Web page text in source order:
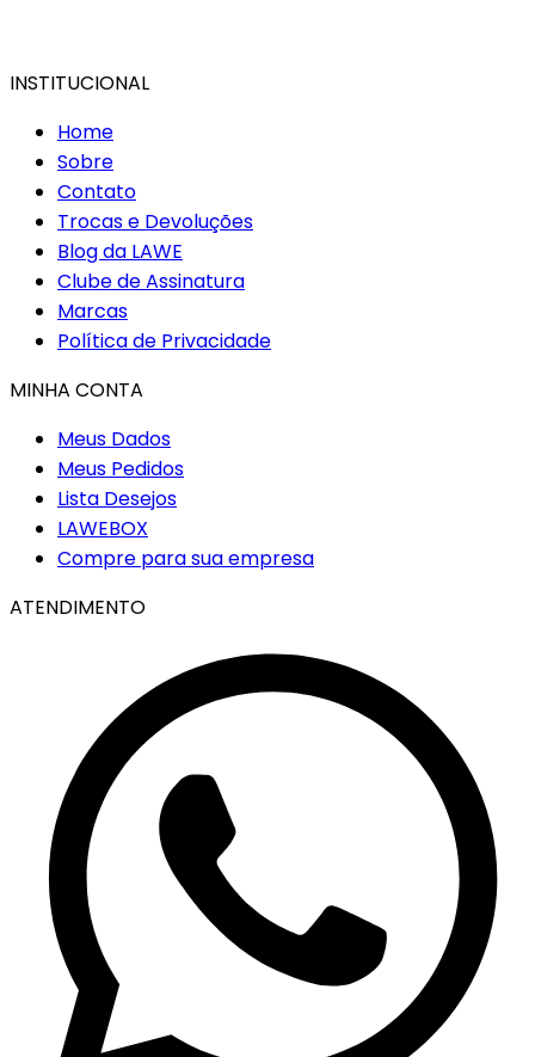
INSTITUCIONAL
Home
Sobre
Contato
Trocas e Devoluções
Blog da LAWE
Clube de Assinatura
Marcas
Política de Privacidade
MINHA CONTA
Meus Dados
Meus Pedidos
Lista Desejos
LAWEBOX
Compre para sua empresa
ATENDIMENTO